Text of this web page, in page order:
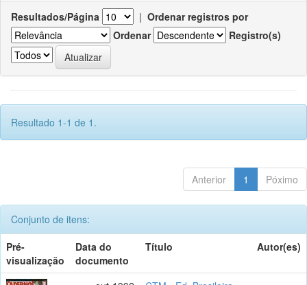
Resultados/Página | Ordenar registros por
Ordenar
Registro(s)
Resultado 1-1 de 1.
Anterior 1 Póximo
Conjunto de itens:
Pré-
visualização
Data do
documento
Título Autor(es)